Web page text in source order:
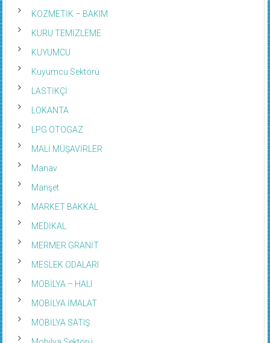
KOZMETİK – BAKIM
KURU TEMİZLEME
KUYUMCU
Kuyumcu Sektörü
LASTİKÇİ
LOKANTA
LPG OTOGAZ
MALİ MÜŞAVİRLER
Manav
Manşet
MARKET BAKKAL
MEDİKAL
MERMER GRANİT
MESLEK ODALARI
MOBİLYA – HALI
MOBİLYA İMALAT
MOBİLYA SATIŞ